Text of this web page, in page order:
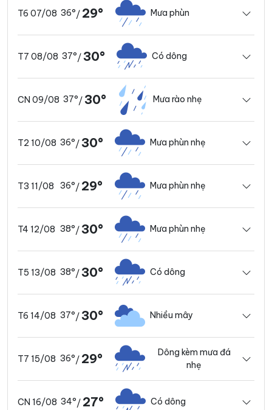
T6 07/08 36°/ 29° Mưa phùn
T7 08/08 37°/30° Có dông
CN 09/08 37°/30° Mưa rào nhẹ
T2 10/08 36°/30° Mưa phùn nhẹ
T3 11/08 36°/ 29° Mưa phùn nhẹ
T4 12/08 38°/30° Mưa phùn nhẹ
T5 13/08 38°/30° Có dông
T6 14/08 37°/30° Nhiều mây
T7 15/08 36°/ 29°
Dông kèm mưa đá
nhẹ
CN 16/08 34°/ 27° Có dông